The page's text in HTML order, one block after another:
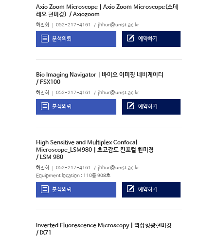
Axio Zoom Microscope | Axio Zoom Microscope(스테
레오 현미경) / Axiozoom
허진회 052-217-4161 jhhur@unist.ac.kr
분석의뢰 예약하기
Bio Imaging Navigator | 바이오 이미징 네비게이터
/ FSX100
허진회 052-217-4161 jhhur@unist.ac.kr
분석의뢰 예약하기
High Sensitive and Multiplex Confocal
Microscope_LSM980 | 초고감도 컨포컬 현미경
/ LSM 980
허진회 052-217-4161 jhhur@unist.ac.kr
Equipment location : 110동 908호
분석의뢰 예약하기
Inverted Fluorescence Microscopy | 역상형광현미경
/ IX71